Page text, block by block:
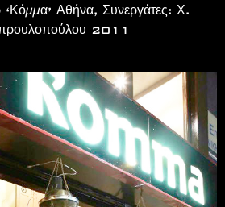
Αθήνα, Συνεργάτες: Χ.
2011